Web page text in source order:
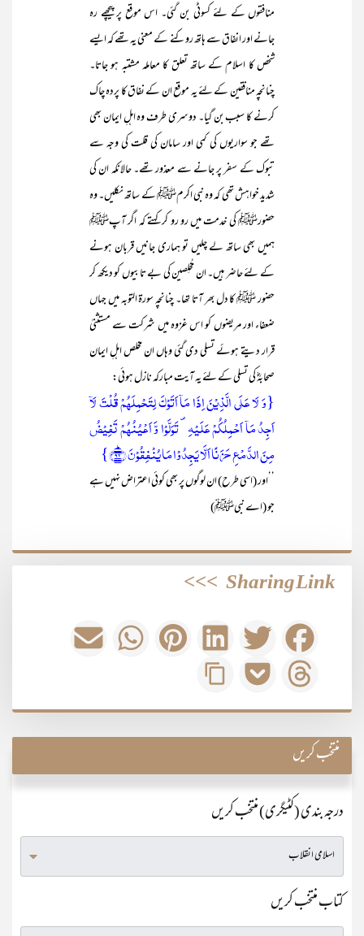
منافقوں کے لئے کسوٹی بن گئی۔ اس موقع پر پیچھے رہ
جانے اور انفاق سے ہاتھ روکنے کے معنی یہ تھے کہ ایسے
شخص کا اسلام کے ساتھ تعلق کا معاملہ مشتبہ ہو جاتا۔
چنانچہ منافقین کے لئے یہ موقع ان کے نفاق کا پردہ چاک
کرنے کا سبب بن گیا۔ دوسری طرف وہ اہلِ ایمان بھی
تھے جو سواریوں کی کمی اور سامان کی قلت کی وجہ سے
تبوک کے سفر پر جانے سے معذور تھے۔ حالانکہ ان کی
شدید خواہش تھی کہ وہ نبی اکرمﷺ کے ساتھ نکلیں۔ وہ
حضورﷺ کی خدمت میں رو رو کر کہتے کہ اگر آپﷺ
ہمیں بھی ساتھ لے چلیں تو ہماری جانیں قربان ہونے
کے لئے حاضر ہیں۔ ان مُخلِصین کی بے تابیوں کو دیکھ کر
حضور ﷺ کا دل بھر آتا تھا۔ چنانچہ سورۃ التوبہ میں جہاں
ضعفاء اور مریضوں کو اس غزوہ میں شرکت سے مستثنیٰ
قرار دیتے ہوئے تسلی دی گئی وہاں ان مخلص اہلِ ایمان
صحابہؓ کی تسلی کے لئے یہ آیت مبارکہ نازل ہوئی:
{وَ لَا عَلَی الَّذِیۡنَ اِذَا مَاۤ اَتَوۡکَ لِتَحۡمِلَہُمۡ قُلۡتَ لَاۤ
اَجِدُ مَاۤ اَحۡمِلُکُمۡ عَلَیۡہِ ۪ تَوَلَّوۡا وَّ اَعۡیُنُہُمۡ تَفِیۡضُ
مِنَ الدَّمۡعِ حَزَنًا اَلَّا یَجِدُوۡا مَا یُنۡفِقُوۡنَ ﴿ؕ۹۲﴾}
’’اور (اسی طرح) ان لوگوں پر بھی کوئی اعتراض نہیں ہے
جو (اے نبیﷺْ)
Sharing Link
>>>
منتخب کریں
درجہ بندی (کٹیگری) منتخب کریں
کتاب منتخب کریں